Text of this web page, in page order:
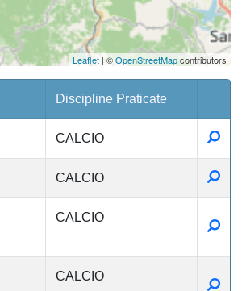
Leaflet| ©OpenStreetMapcontributors
Discipline Praticate
CALCIO
CALCIO
CALCIO
CALCIO